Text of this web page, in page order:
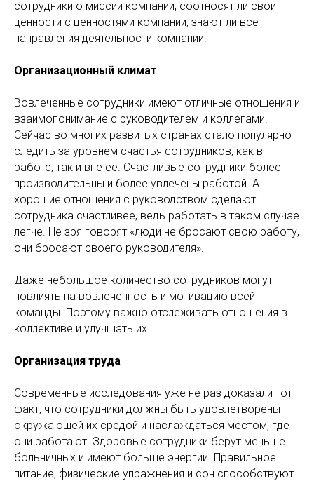
сотрудники о миссии компании, соотносят ли свои
ценности с ценностями компании, знают ли все
направления деятельности компании.
Организационный климат
Вовлеченные сотрудники имеют отличные отношения и
взаимопонимание с руководителем и коллегами.
Сейчас во многих развитых странах стало популярно
следить за уровнем счастья сотрудников, как в
работе, так и вне ее. Счастливые сотрудники более
производительны и более увлечены работой. А
хорошие отношения с руководством сделают
сотрудника счастливее, ведь работать в таком случае
легче. Не зря говорят «люди не бросают свою работу,
они бросают своего руководителя».
Даже небольшое количество сотрудников могут
повлиять на вовлеченность и мотивацию всей
команды. Поэтому важно отслеживать отношения в
коллективе и улучшать их.
Организация труда
Современные исследования уже не раз доказали тот
факт, что сотрудники должны быть удовлетворены
окружающей их средой и наслаждаться местом, где
они работают. Здоровые сотрудники берут меньше
больничных и имеют больше энергии. Правильное
питание, физические упражнения и сон способствуют